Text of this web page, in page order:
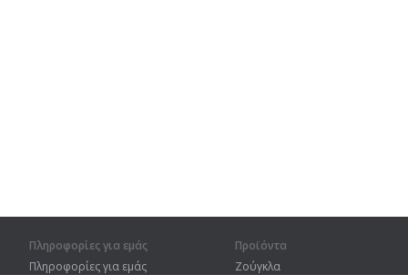
Πληροφορίες για εμάς
Πληροφορίες για εμάς
Προϊόντα
Ζούγκλα